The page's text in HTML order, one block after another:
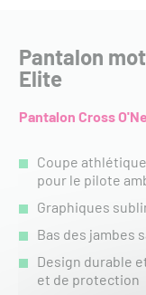
Pantalon
Elite
Pantalon Cross
Coupe
pour le pilote
Graphiques
Bas des jambes
Design durable
et de protection